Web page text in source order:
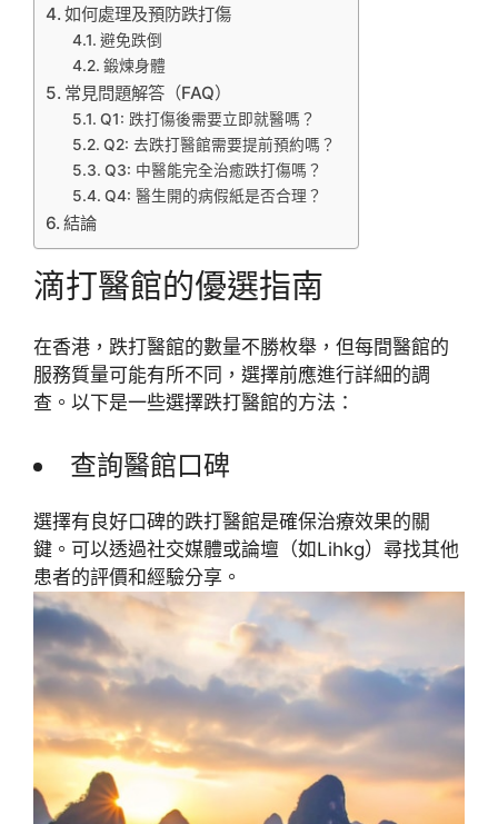
如何處理及預防跌打傷
避免跌倒
鍛煉身體
常見問題解答（FAQ）
Q1: 跌打傷後需要立即就醫嗎？
Q2: 去跌打醫館需要提前預約嗎？
Q3: 中醫能完全治癒跌打傷嗎？
Q4: 醫生開的病假紙是否合理？
結論
滴打醫館的優選指南
在香港，跌打醫館的數量不勝枚舉，但每間醫館的
服務質量可能有所不同，選擇前應進行詳細的調
查。以下是一些選擇跌打醫館的方法：
查詢醫館口碑
選擇有良好口碑的跌打醫館是確保治療效果的關
鍵。可以透過社交媒體或論壇（如Lihkg）尋找其他
患者的評價和經驗分享。